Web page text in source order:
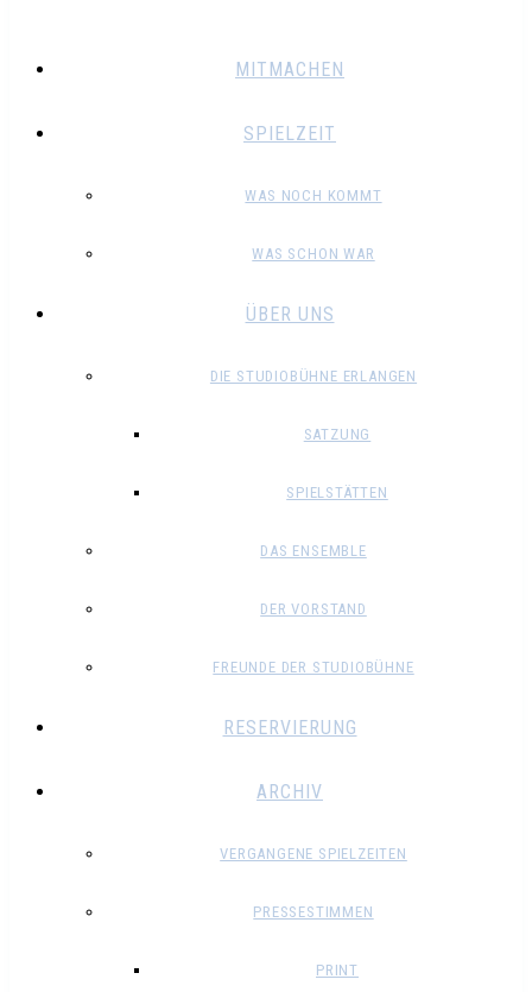
MITMACHEN
SPIELZEIT
WAS NOCH KOMMT
WAS SCHON WAR
ÜBER UNS
DIE STUDIOBÜHNE ERLANGEN
SATZUNG
SPIELSTÄTTEN
DAS ENSEMBLE
DER VORSTAND
FREUNDE DER STUDIOBÜHNE
RESERVIERUNG
ARCHIV
VERGANGENE SPIELZEITEN
PRESSESTIMMEN
PRINT